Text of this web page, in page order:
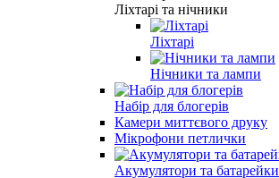
Ліхтарі та нічники
Ліхтарі
Нічники та лампи
Набір для блогерів
Камери миттєвого друку
Мікрофони петлички
Акумулятори та батарейки